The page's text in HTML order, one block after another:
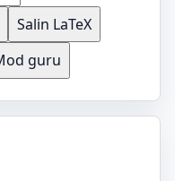
Salin LaTeX
guru